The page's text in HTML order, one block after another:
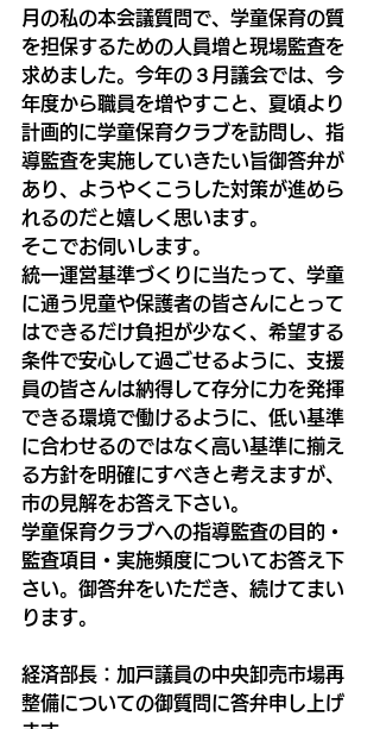
月の私の本会議質問で、学童保育の質
を担保するための人員増と現場監査を
求めました。今年の３月議会では、今
年度から職員を増やすこと、夏頃より
計画的に学童保育クラブを訪問し、指
導監査を実施していきたい旨御答弁が
あり、ようやくこうした対策が進めら
れるのだと嬉しく思います。
そこでお伺いします。
統一運営基準づくりに当たって、学童
に通う児童や保護者の皆さんにとって
はできるだけ負担が少なく、希望する
条件で安心して過ごせるように、支援
員の皆さんは納得して存分に力を発揮
できる環境で働けるように、低い基準
に合わせるのではなく高い基準に揃え
る方針を明確にすべきと考えますが、
市の見解をお答え下さい。
学童保育クラブへの指導監査の目的・
監査項目・実施頻度についてお答え下
さい。御答弁をいただき、続けてまい
ります。
経済部長：加戸議員の中央卸売市場再
整備についての御質問に答弁申し上げ